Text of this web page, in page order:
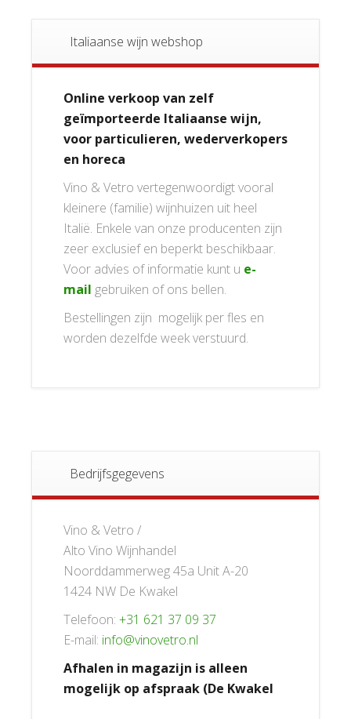
Italiaanse wijn webshop
Online verkoop van zelf
geïmporteerde Italiaanse wijn,
voor particulieren, wederverkopers
en horeca
Vino & Vetro vertegenwoordigt vooral
kleinere (familie) wijnhuizen uit heel
Italië. Enkele van onze producenten zijn
zeer exclusief en beperkt beschikbaar.
Voor advies of informatie kunt u e-
mail gebruiken of ons bellen.
Bestellingen zijn mogelijk per fles en
worden dezelfde week verstuurd.
Bedrijfsgegevens
Vino & Vetro /
Alto Vino Wijnhandel
Noorddammerweg 45a Unit A-20
1424 NW De Kwakel
Telefoon: +31 621 37 09 37
E-mail: info@vinovetro.nl
Afhalen in magazijn is alleen
mogelijk op afspraak (De Kwakel